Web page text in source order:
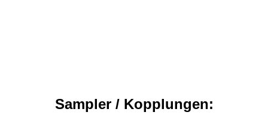
Sampler / Kopplungen: